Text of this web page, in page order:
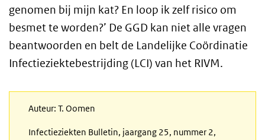
genomen bij mijn kat? En loop ik zelf risico om
besmet te worden?’ De GGD kan niet alle vragen
beantwoorden en belt de Landelijke Coördinatie
Infectieziektebestrijding (LCI) van het RIVM.
Auteur: T. Oomen
Infectieziekten Bulletin, jaargang 25, nummer 2,